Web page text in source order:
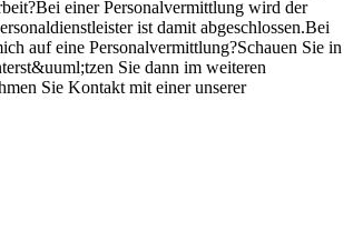
einer Personalvermittlung wird der
ist damit abgeschlossen.Bei
auf eine Personalvermittlung?Schauen Sie in
Sie dann im weiteren
Sie Kontakt mit einer unserer